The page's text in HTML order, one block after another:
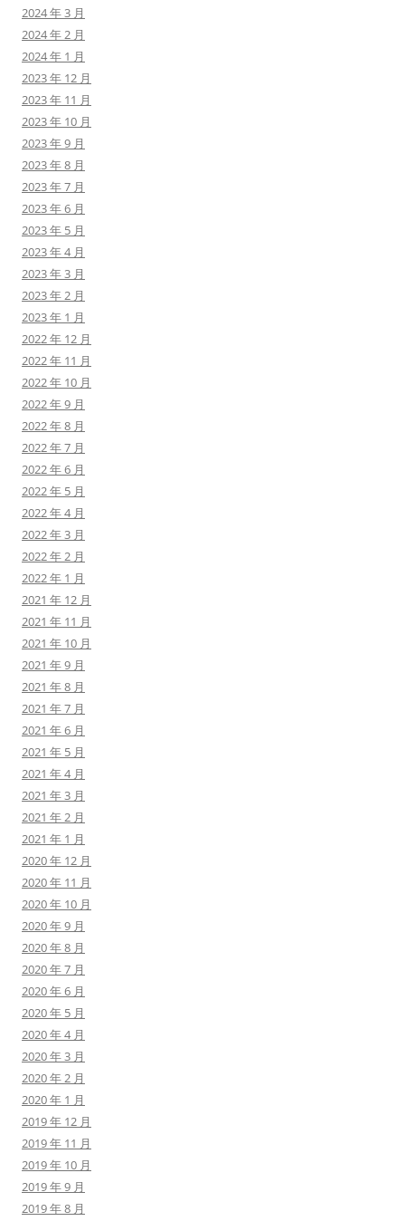
2024 年 3 月
2024 年 2 月
2024 年 1 月
2023 年 12 月
2023 年 11 月
2023 年 10 月
2023 年 9 月
2023 年 8 月
2023 年 7 月
2023 年 6 月
2023 年 5 月
2023 年 4 月
2023 年 3 月
2023 年 2 月
2023 年 1 月
2022 年 12 月
2022 年 11 月
2022 年 10 月
2022 年 9 月
2022 年 8 月
2022 年 7 月
2022 年 6 月
2022 年 5 月
2022 年 4 月
2022 年 3 月
2022 年 2 月
2022 年 1 月
2021 年 12 月
2021 年 11 月
2021 年 10 月
2021 年 9 月
2021 年 8 月
2021 年 7 月
2021 年 6 月
2021 年 5 月
2021 年 4 月
2021 年 3 月
2021 年 2 月
2021 年 1 月
2020 年 12 月
2020 年 11 月
2020 年 10 月
2020 年 9 月
2020 年 8 月
2020 年 7 月
2020 年 6 月
2020 年 5 月
2020 年 4 月
2020 年 3 月
2020 年 2 月
2020 年 1 月
2019 年 12 月
2019 年 11 月
2019 年 10 月
2019 年 9 月
2019 年 8 月